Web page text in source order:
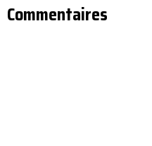
Commentaires